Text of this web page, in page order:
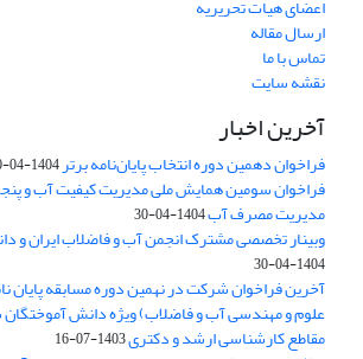
اعضای هیات تحریریه
ارسال مقاله
تماس با ما
نقشه سایت
آخرین اخبار
فراخوان دهمین دوره انتخاب پایان‌نامه برتر1404-04-30
فراخوان سومین همایش ملی مدیریت کیفیت آب و
مدیریت مصرف آب1404-04-30
وبینار تخصصی مشترک انجمن آب و فاضلاب ایران و
1404-04-30
آخرین فراخوان شرکت در نهمین دوره مسابقه پایان
مقاطع کارشناسی ارشد و دکتری1403-07-16